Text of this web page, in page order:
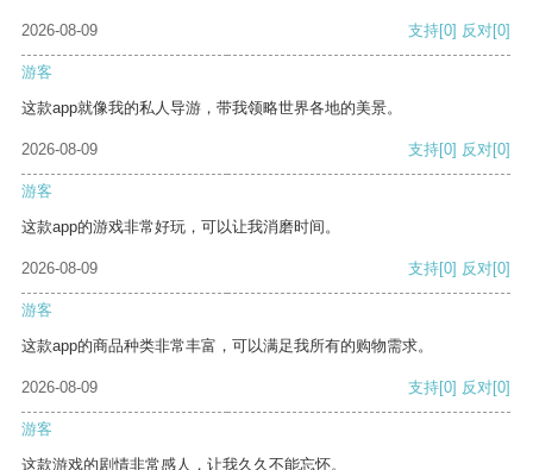
2026-08-09 支持[0] 反对[0]
游客
这款app就像我的私人导游，带我领略世界各地的美景。
2026-08-09 支持[0] 反对[0]
游客
这款app的游戏非常好玩，可以让我消磨时间。
2026-08-09 支持[0] 反对[0]
游客
这款app的商品种类非常丰富，可以满足我所有的购物需求。
2026-08-09 支持[0] 反对[0]
游客
这款游戏的剧情非常感人，让我久久不能忘怀。